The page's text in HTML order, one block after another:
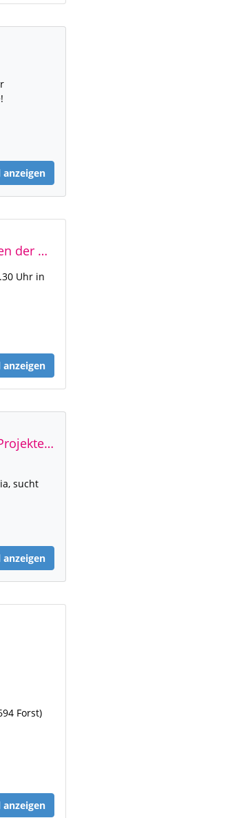
Handballcamp in Kooperation zwischen der HSG Ettlingen/Bruchhausen und dem Badischen Handball-Verband
Uhr in
PLAY HANDBALL sucht Freiwillige für Projekte in Kenia und Südafrika
sucht
Forst)